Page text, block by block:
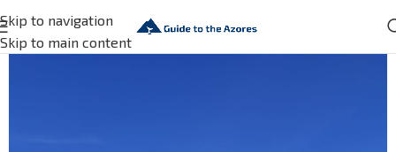
Skip to navigation
Skip to main content